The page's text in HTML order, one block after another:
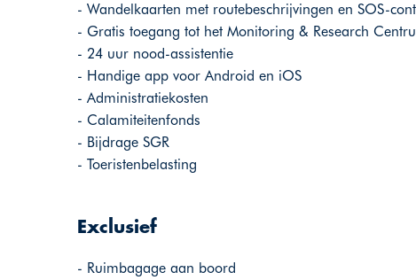
- Wandelkaarten met routebeschrijvingen en SOS-
- Gratis toegang tot het Monitoring & Research
- 24 uur nood-assistentie
- Handige app voor Android en iOS
- Administratiekosten
- Calamiteitenfonds
- Bijdrage SGR
- Toeristenbelasting
Exclusief
- Ruimbagage aan boord